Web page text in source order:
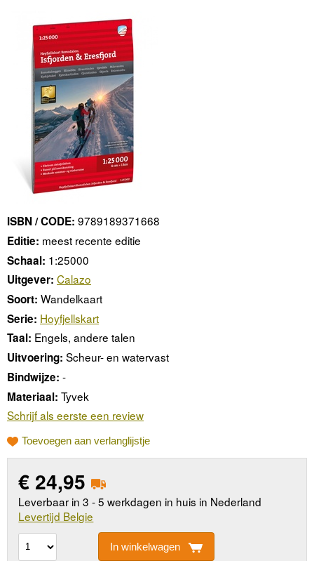
ISBN / CODE: 9789189371668
Editie: meest recente editie
Schaal: 1:25000
Uitgever: Calazo
Soort: Wandelkaart
Serie: Hoyfjellskart
Taal: Engels, andere talen
Uitvoering: Scheur- en watervast
Bindwijze: -
Materiaal: Tyvek
Schrijf als eerste een review
Toevoegen aan verlanglijstje
€ 24,95
Leverbaar in 3 - 5 werkdagen in huis in Nederland
Levertijd Belgie
In winkelwagen